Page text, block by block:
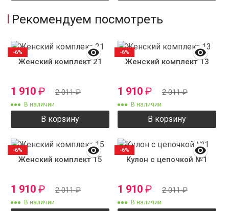
Рекомендуем посмотреть
Женский комплект 21
1 910 ₽ 2 011₽
В наличии
В корзину
-6%
Женский комплект 13
1 910 ₽ 2 011₽
В наличии
В корзину
-6%
Женский комплект 15
1 910 ₽ 2 011₽
В наличии
-6%
Кулон с цепочкой №1
1 910 ₽ 2 011₽
В наличии
-6%